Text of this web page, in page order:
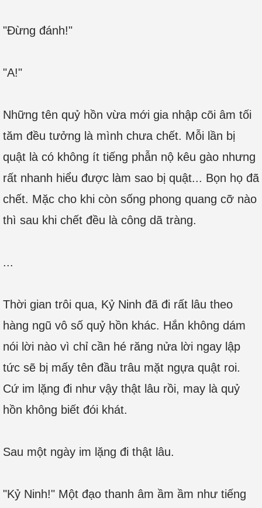
"Đừng đánh!"
"A!"
Những tên quỷ hồn vừa mới gia nhập cõi âm tối
tăm đều tưởng là mình chưa chết. Mỗi lần bị
quật là có không ít tiếng phẫn nộ kêu gào nhưng
rất nhanh hiểu được làm sao bị quật... Bọn họ đã
chết. Mặc cho khi còn sống phong quang cỡ nào
thì sau khi chết đều là công dã tràng.
...
Thời gian trôi qua, Kỷ Ninh đã đi rất lâu theo
hàng ngũ vô số quỷ hồn khác. Hắn không dám
nói lời nào vì chỉ cần hé răng nửa lời ngay lập
tức sẽ bị mấy tên đầu trâu mặt ngựa quật roi.
Cứ im lặng đi như vậy thật lâu rồi, may là quỷ
hồn không biết đói khát.
Sau một ngày im lặng đi thật lâu.
"Kỷ Ninh!" Một đạo thanh âm ầm ầm như tiếng